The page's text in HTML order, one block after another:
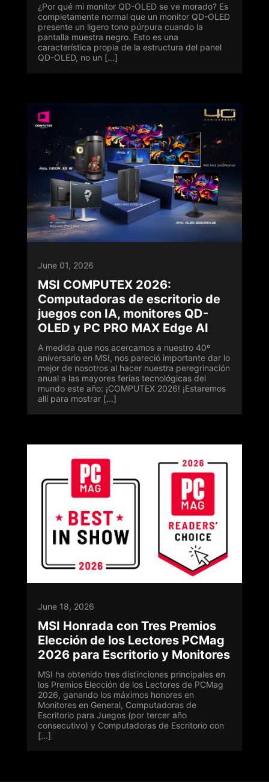
¿Por qué mi monitor QD-OLED se ve morado? Es
completamente normal que un monitor QD-OLED
presente un ligero tono púrpura cuando la
pantalla muestra negro. Esto es una
característica propia de la estructura del panel
QD-OLED, no un [...]
June 01, 2026
MSI COMPUTEX 2026:
Computadoras de escritorio de
juegos con IA, monitores QD-
OLED y PC PRO MAX Edge AI
A medida que nos acercamos a nuestro 40º
aniversario en MSI, nos pareció importante dar lo
mejor de nosotros al hacer nuestra peregrinación
anual a las mayores ferias tecnológicas del
mundo este año: ¡COMPUTEX 2026! ¡Estaremos
allí para mostrar [...]
June 18, 2026
MSI Honrada con Tres Premios
Elección de los Lectores PCMag
2026 para Escritorio y Monitores
MSI ha obtenido tres distinciones principales en
los Premios Elección de los Lectores de PCMag
2026, ganando los máximos honores en
Monitores en General, Computadoras de
Escritorio para Juegos (por tercer año
consecutivo) y Computadoras de Escritorio con
[...]